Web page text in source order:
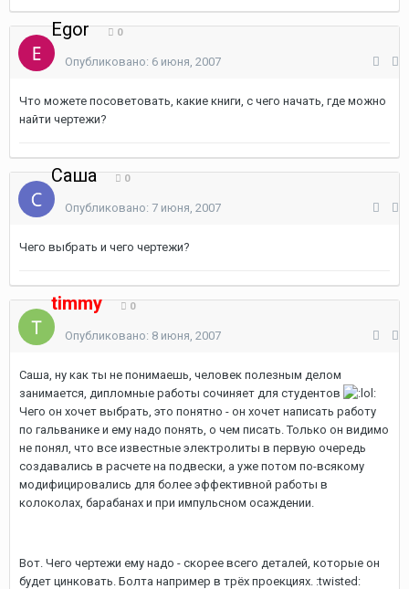
Egor 0
Опубликовано: 6 июня, 2007
Что можете посоветовать, какие книги, с чего начать, где можно
найти чертежи?
Саша 0
Опубликовано: 7 июня, 2007
Чего выбрать и чего чертежи?
timmy 0
Опубликовано: 8 июня, 2007
Саша, ну как ты не понимаешь, человек полезным делом
занимается, дипломные работы сочиняет для студентов
Чего он хочет выбрать, это понятно - он хочет написать работу
по гальванике и ему надо понять, о чем писать. Только он видимо
не понял, что все известные электролиты в первую очередь
создавались в расчете на подвески, а уже потом по-всякому
модифицировались для более эффективной работы в
колоколах, барабанах и при импульсном осаждении.
Вот. Чего чертежи ему надо - скорее всего деталей, которые он
будет цинковать. Болта например в трёх проекциях. :twisted: